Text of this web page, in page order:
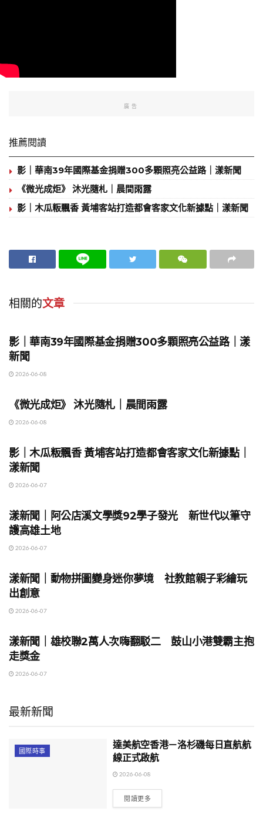
廣告
推薦閱讀
影｜華南39年國際基金捐贈300多顆照亮公益路｜漾新聞
《微光成炬》 沐光隨札｜晨間雨露
影｜木瓜粄飄香 黃埔客站打造都會客家文化新據點｜漾新聞
相關的文章
影｜華南39年國際基金捐贈300多顆照亮公益路｜漾
新聞
2026-06-08
《微光成炬》 沐光隨札｜晨間雨露
2026-06-08
影｜木瓜粄飄香 黃埔客站打造都會客家文化新據點｜
漾新聞
2026-06-07
漾新聞｜阿公店溪文學獎92學子發光 新世代以筆守
護高雄土地
2026-06-07
漾新聞｜動物拼圖變身迷你夢境 社教館親子彩繪玩
出創意
2026-06-07
漾新聞｜雄校聯2萬人次嗨翻駁二 鼓山小港雙霸主抱
走獎金
2026-06-07
最新新聞
國際時事
達美航空香港－洛杉磯每日直航航
線正式啟航
2026-06-08
閱讀更多